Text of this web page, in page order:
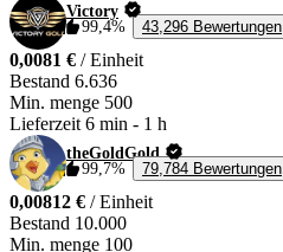
Victory
99,4%
43,296 Bewertungen
0,0081 € / Einheit
Bestand 6.636
Min. menge 500
Lieferzeit 6 min - 1 h
theGoldGold
99,7%
79,784 Bewertungen
0,00812 € / Einheit
Bestand 10.000
Min. menge 100